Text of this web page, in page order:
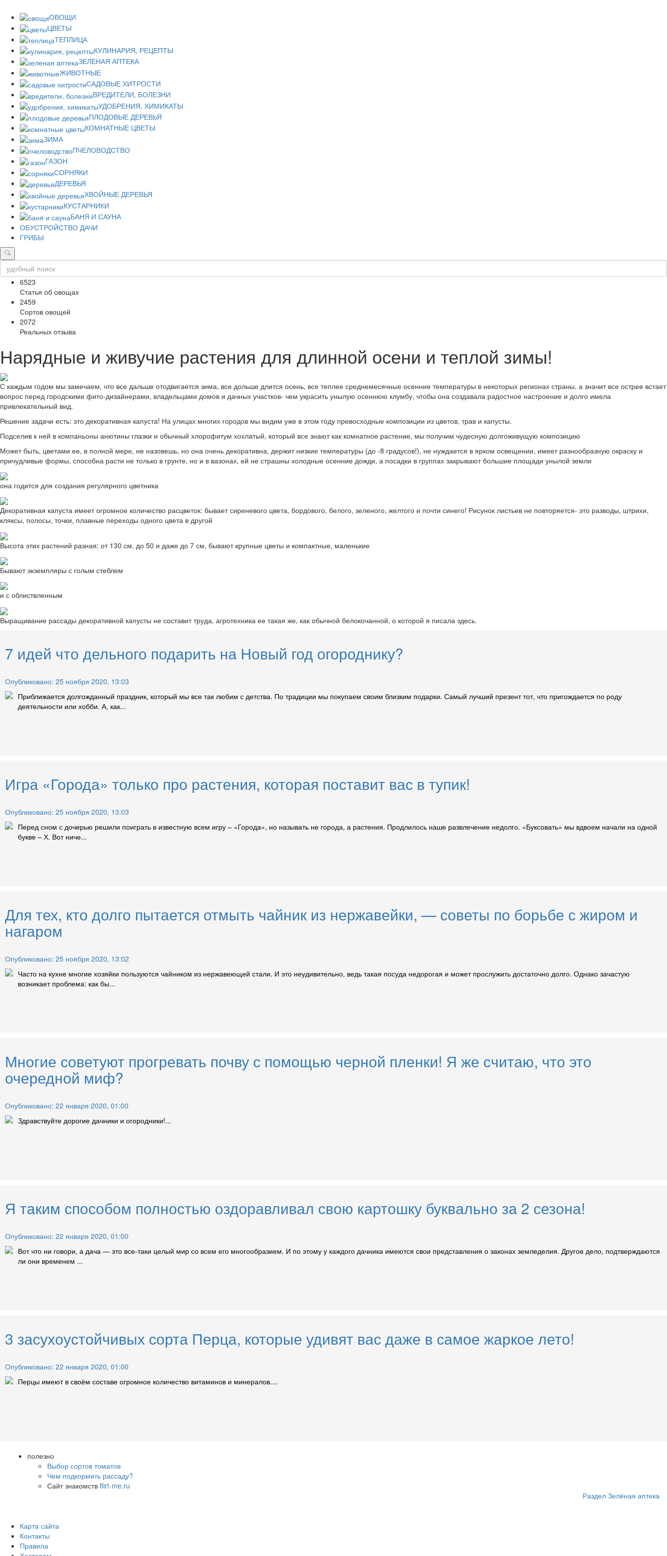
ОВОЩИ
ЦВЕТЫ
ТЕПЛИЦА
КУЛИНАРИЯ, РЕЦЕПТЫ
ЗЕЛЕНАЯ АПТЕКА
ЖИВОТНЫЕ
САДОВЫЕ ХИТРОСТИ
ВРЕДИТЕЛИ, БОЛЕЗНИ
УДОБРЕНИЯ, ХИМИКАТЫ
ПЛОДОВЫЕ ДЕРЕВЬЯ
КОМНАТНЫЕ ЦВЕТЫ
ЗИМА
ПЧЕЛОВОДСТВО
ГАЗОН
СОРНЯКИ
ДЕРЕВЬЯ
ХВОЙНЫЕ ДЕРЕВЬЯ
КУСТАРНИКИ
БАНЯ И САУНА
ОБУСТРОЙСТВО ДАЧИ
ГРИБЫ
6523
Статья об овощах
2459
Сортов овощей
2072
Реальных отзыва
Нарядные и живучие растения для длинной осени и теплой зимы!
С каждым годом мы замечаем, что все дальше отодвигается зима, все дольше длится осень, все теплее среднемесячные осенние температуры в некоторых регионах страны, а значит все острее встает
вопрос перед городскими фито-дизайнерами, владельцами домов и дачных участков- чем украсить унылую осеннюю клумбу, чтобы она создавала радостное настроение и долго имела
привлекательный вид.
Решение задачи есть: это декоративная капуста! На улицах многих городов мы видим уже в этом году превосходные композиции из цветов, трав и капусты.
Подселив к ней в компаньоны анютины глазки и обычный хлорофитум хохлатый, который все знают как комнатное растение, мы получим чудесную долгоживущую композицию
Может быть, цветами ее, в полной мере, не назовешь, но она очень декоративна, держит низкие температуры (до -8 градусов!), не нуждается в ярком освещении, имеет разнообразную окраску и
причудливые формы, способна расти не только в грунте, но и в вазонах, ей не страшны холодные осенние дожди, а посадки в группах закрывают большие площади унылой земли
она годится для создания регулярного цветника
Декоративная капуста имеет огромное количество расцветок: бывает сиреневого цвета, бордового, белого, зеленого, желтого и почти синего! Рисунок листьев не повторяется- это разводы, штрихи,
кляксы, полосы, точки, плавные переходы одного цвета в другой
Высота этих растений разная: от 130 см, до 50 и даже до 7 см, бывают крупные цветы и компактные, маленькие
Бывают экземпляры с голым стеблем
и с облиствленным
Выращивание рассады декоративной капусты не составит труда, агротехника ее такая же, как обычной белокочанной, о которой я писала здесь.
7 идей что дельного подарить на Новый год огороднику?
Опубликовано: 25 ноября 2020, 13:03
Приближается долгожданный праздник, который мы все так любим с детства. По традиции мы покупаем своим близким подарки. Самый лучший презент тот, что пригождается по роду
деятельности или хобби. А, как...
Игра «Города» только про растения, которая поставит вас в тупик!
Опубликовано: 25 ноября 2020, 13:03
Перед сном с дочерью решили поиграть в известную всем игру – «Города», но называть не города, а растения. Продлилось наше развлечение недолго. «Буксовать» мы вдвоем начали на одной
букве – Х. Вот ниче...
Для тех, кто долго пытается отмыть чайник из нержавейки, — советы по борьбе с жиром и
нагаром
Опубликовано: 25 ноября 2020, 13:02
Часто на кухне многие хозяйки пользуются чайником из нержавеющей стали. И это неудивительно, ведь такая посуда недорогая и может прослужить достаточно долго. Однако зачастую
возникает проблема: как бы...
Многие советуют прогревать почву с помощью черной пленки! Я же считаю, что это
очередной миф?
Опубликовано: 22 января 2020, 01:00
Здравствуйте дорогие дачники и огородники!...
Я таким способом полностью оздоравливал свою картошку буквально за 2 сезона!
Опубликовано: 22 января 2020, 01:00
Вот что ни говори, а дача — это все-таки целый мир со всем его многообразием. И по этому у каждого дачника имеются свои представления о законах земледелия. Другое дело, подтверждаются
ли они временем ...
3 засухоустойчивых сорта Перца, которые удивят вас даже в самое жаркое лето!
Опубликовано: 22 января 2020, 01:00
Перцы имеют в своём составе огромное количество витаминов и минералов....
полезно
Выбор сортов томатов
Чем подкормить рассаду?
Сайт знакомств flirt-me.ru
Раздел Зелёная аптека
Карта сайта
Контакты
Правила